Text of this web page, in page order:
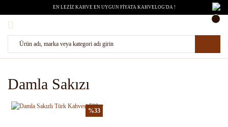
EN LEZİZ KAHVE EN UYGUN FİYATA KAHVELOG'DA !
Damla Sakızı
%33